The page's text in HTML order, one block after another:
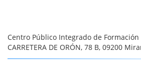
Centro Público Integrado de Formación
CARRETERA DE ORÓN, 78 B, 09200